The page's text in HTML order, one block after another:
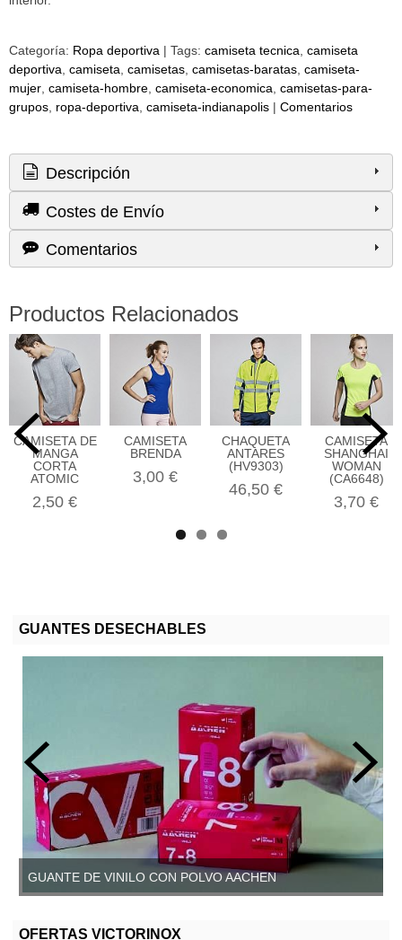
GUANTES DESECHABLES
GUANTE DE VINILO CON POLVO AACHEN
GUANTE DE VINILO SIN POLVO, AACHEN
OFERTAS VICTORINOX
Categoría: Ropa deportiva | Tags: camiseta tecnica camiseta
deportiva camiseta camisetas camisetas-baratas camiseta-
mujer camiseta-hombre camiseta-economica camisetas-para-
grupos ropa-deportiva camiseta-indianapolis | Comentarios
Descripción
Costes de Envío
Comentarios
Productos Relacionados
CAMISETA DE
MANGA
CORTA
ATOMIC
2,50 €
CAMISETA
BRENDA
3,00 €
CHAQUETA
ANTARES
(HV9303)
46,50 €
CAMISETA
SHANGHAI
WOMAN
(CA6648)
3,70 €